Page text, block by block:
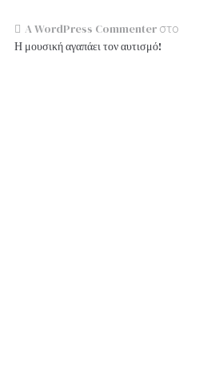
A WordPress Commenter στο
Η μουσική αγαπάει τον αυτισμό!